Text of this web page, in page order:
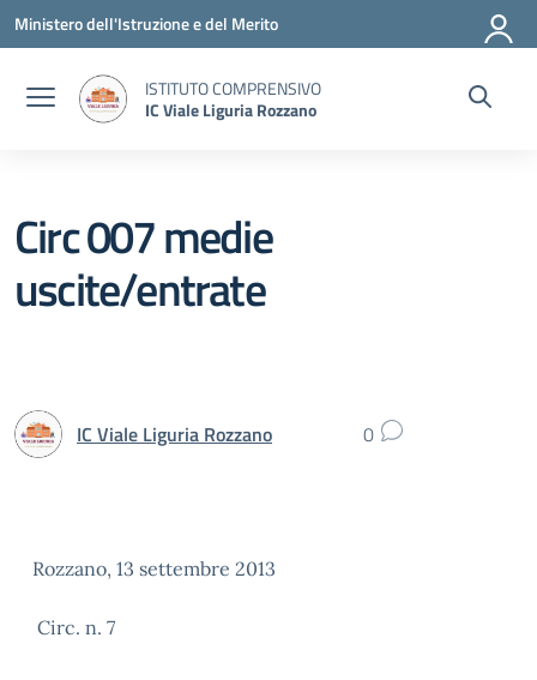
Vai ai contenuti
Vai al menu di navigazione
Vai al footer
Ministero dell'Istruzione e del Merito
ISTITUTO COMPRENSIVO
IC Viale Liguria Rozzano
Circ 007 medie
uscite/entrate
IC Viale Liguria Rozzano 0
Rozzano, 13 settembre 2013
Circ. n. 7